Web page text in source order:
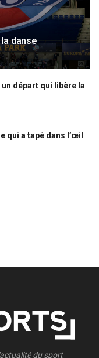
danse
un départ qui libère la
qui a tapé dans l’œil
du sport